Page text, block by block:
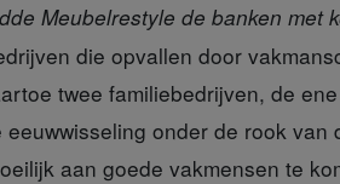
Meubelrestyle de banken met
die opvallen door
twee familiebedrijven, de
onder de rook van
aan goede vakmensen te